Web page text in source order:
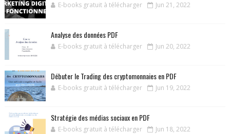
E-books gratuit à télécharger Jun 21, 2022
Analyse des données PDF
E-books gratuit à télécharger Jun 20, 2022
Débuter le Trading des cryptomonnaies en PDF
E-books gratuit à télécharger Jun 19, 2022
Stratégie des médias sociaux en PDF
E-books gratuit à télécharger Jun 18, 2022